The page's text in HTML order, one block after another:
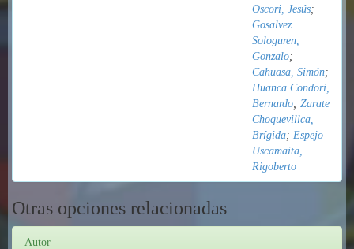
Oscori, Jesús;
Gosalvez
Sologuren,
Gonzalo;
Cahuasa, Simón;
Huanca Condori,
Bernardo; Zarate
Choquevillca,
Brígida; Espejo
Uscamaita,
Rigoberto
Otras opciones relacionadas
Autor